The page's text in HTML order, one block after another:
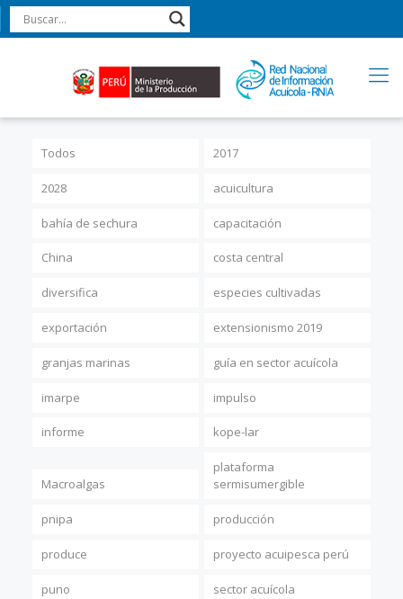
Todos 2017
2028 acuicultura
bahía de sechura capacitación
China costa central
diversifica especies cultivadas
exportación extensionismo 2019
granjas marinas guía en sector acuícola
imarpe impulso
informe kope-lar
Macroalgas
plataforma
sermisumergible
pnipa producción
produce proyecto acuipesca perú
puno sector acuícola